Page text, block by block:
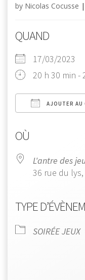
by Nicolas Cocusse |
QUAND
17/03/2023
20 h 30 min -
AJOUTER AU
OÙ
L'antre des
36 rue du
TYPE
SOIRÉE JEUX